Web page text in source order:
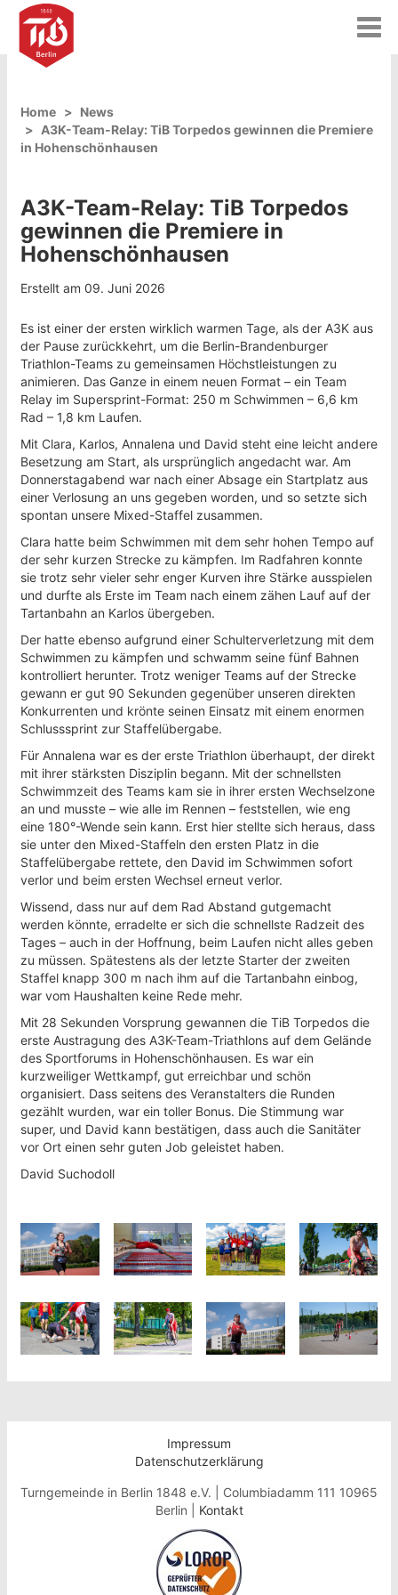
T
o
n
Home
News
A3K-Team-Relay: TiB Torpedos gewinnen die Premiere
in Hohenschönhausen
A3K-Team-Relay: TiB Torpedos
gewinnen die Premiere in
Hohenschönhausen
Erstellt am 09. Juni 2026
Es ist einer der ersten wirklich warmen Tage, als der A3K aus
der Pause zurückkehrt, um die Berlin-Brandenburger
Triathlon-Teams zu gemeinsamen Höchstleistungen zu
animieren. Das Ganze in einem neuen Format – ein Team
Relay im Supersprint-Format: 250 m Schwimmen – 6,6 km
Rad – 1,8 km Laufen.
Mit Clara, Karlos, Annalena und David steht eine leicht andere
Besetzung am Start, als ursprünglich angedacht war. Am
Donnerstagabend war nach einer Absage ein Startplatz aus
einer Verlosung an uns gegeben worden, und so setzte sich
spontan unsere Mixed-Staffel zusammen.
Clara hatte beim Schwimmen mit dem sehr hohen Tempo auf
der sehr kurzen Strecke zu kämpfen. Im Radfahren konnte
sie trotz sehr vieler sehr enger Kurven ihre Stärke ausspielen
und durfte als Erste im Team nach einem zähen Lauf auf der
Tartanbahn an Karlos übergeben.
Der hatte ebenso aufgrund einer Schulterverletzung mit dem
Schwimmen zu kämpfen und schwamm seine fünf Bahnen
kontrolliert herunter. Trotz weniger Teams auf der Strecke
gewann er gut 90 Sekunden gegenüber unseren direkten
Konkurrenten und krönte seinen Einsatz mit einem enormen
Schlusssprint zur Staffelübergabe.
Für Annalena war es der erste Triathlon überhaupt, der direkt
mit ihrer stärksten Disziplin begann. Mit der schnellsten
Schwimmzeit des Teams kam sie in ihrer ersten Wechselzone
an und musste – wie alle im Rennen – feststellen, wie eng
eine 180°-Wende sein kann. Erst hier stellte sich heraus, dass
sie unter den Mixed-Staffeln den ersten Platz in die
Staffelübergabe rettete, den David im Schwimmen sofort
verlor und beim ersten Wechsel erneut verlor.
Wissend, dass nur auf dem Rad Abstand gutgemacht
werden könnte, erradelte er sich die schnellste Radzeit des
Tages – auch in der Hoffnung, beim Laufen nicht alles geben
zu müssen. Spätestens als der letzte Starter der zweiten
Staffel knapp 300 m nach ihm auf die Tartanbahn einbog,
war vom Haushalten keine Rede mehr.
Mit 28 Sekunden Vorsprung gewannen die TiB Torpedos die
erste Austragung des A3K-Team-Triathlons auf dem Gelände
des Sportforums in Hohenschönhausen. Es war ein
kurzweiliger Wettkampf, gut erreichbar und schön
organisiert. Dass seitens des Veranstalters die Runden
gezählt wurden, war ein toller Bonus. Die Stimmung war
super, und David kann bestätigen, dass auch die Sanitäter
vor Ort einen sehr guten Job geleistet haben.
David Suchodoll
Impressum
Datenschutzerklärung
Turngemeinde in Berlin 1848 e.V. | Columbiadamm 111 10965
Berlin | Kontakt